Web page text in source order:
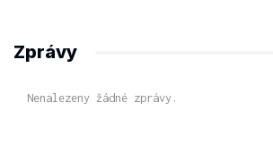
Zprávy
Nenalezeny žádné zprávy.